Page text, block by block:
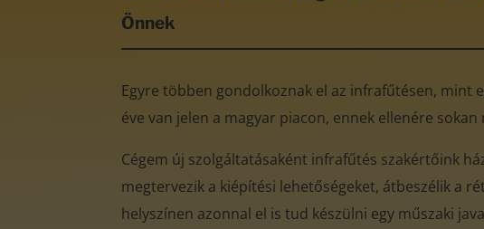
Önnek
Egyre többen gondolkoznak el az infrafűtésen, mint
éve van jelen a magyar piacon, ennek ellenére
Cégem új szolgáltatásaként infrafűtés szakértőink
megtervezik a kiépítési lehetőségeket, átbeszélik a
helyszínen azonnal el is tud készülni egy műszaki